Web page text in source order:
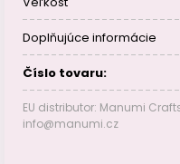
Doplňujúce informácie
Číslo tovaru:
EU distributor: Manumi
info@manumi.cz